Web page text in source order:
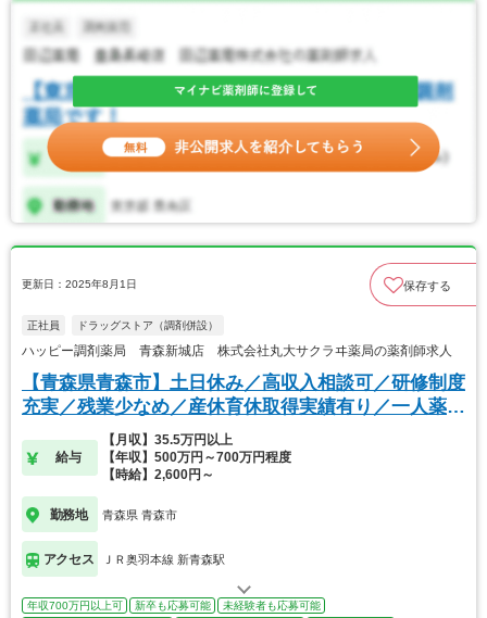
更新日：2025年8月1日 保存する
正社員 ドラッグストア（調剤併設）
ハッピー調剤薬局 青森新城店 株式会社丸大サクラヰ薬局の薬剤師求人
【青森県青森市】土日休み／高収入相談可／研修制度
充実／残業少なめ／産休育休取得実績有り／一人薬剤
給与
【月収】35.5万円以上
【年収】500万円～700万円程度
【時給】2,600円～
勤務地 青森県 青森市
アクセス ＪＲ奥羽本線 新青森駅
年収700万円以上可 新卒も応募可能
未経験者も応募可能